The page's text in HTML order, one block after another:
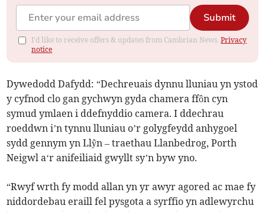
Submit
I'd like to receive offers & updates from Cambrian News.Privacy
notice
Dywedodd Dafydd: “Dechreuais dynnu lluniau yn ystod
y cyfnod clo gan gychwyn gyda chamera ffôn cyn
symud ymlaen i ddefnyddio camera. I ddechrau
roeddwn i’n tynnu lluniau o’r golygfeydd anhygoel
sydd gennym yn Llŷn – traethau Llanbedrog, Porth
Neigwl a‘r anifeiliaid gwyllt sy’n byw yno.
“Rwyf wrth fy modd allan yn yr awyr agored ac mae fy
niddordebau eraill fel pysgota a syrffio yn adlewyrchu